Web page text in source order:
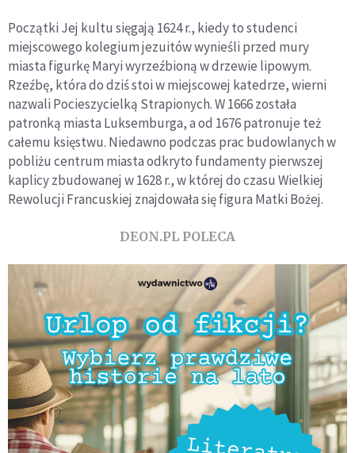
Początki Jej kultu sięgają 1624 r., kiedy to studenci
miejscowego kolegium jezuitów wynieśli przed mury
miasta figurkę Maryi wyrzeźbioną w drzewie lipowym.
Rzeźbę, która do dziś stoi w miejscowej katedrze, wierni
nazwali Pocieszycielką Strapionych. W 1666 została
patronką miasta Luksemburga, a od 1676 patronuje też
całemu księstwu. Niedawno podczas prac budowlanych w
pobliżu centrum miasta odkryto fundamenty pierwszej
kaplicy zbudowanej w 1628 r., w której do czasu Wielkiej
Rewolucji Francuskiej znajdowała się figura Matki Bożej.
DEON.PL POLECA